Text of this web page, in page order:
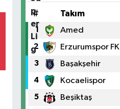
# Takım
1 Amed
2 Erzurumspor FK
3 Başakşehir
4 Kocaelispor
5 Beşiktaş